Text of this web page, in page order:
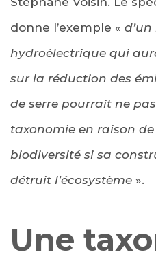
donne l’exemple «
hydroélectrique qui
sur la réduction des
de serre pourrait ne
taxonomie en raison
biodiversité si sa
détruit l’écosystème ».
Une